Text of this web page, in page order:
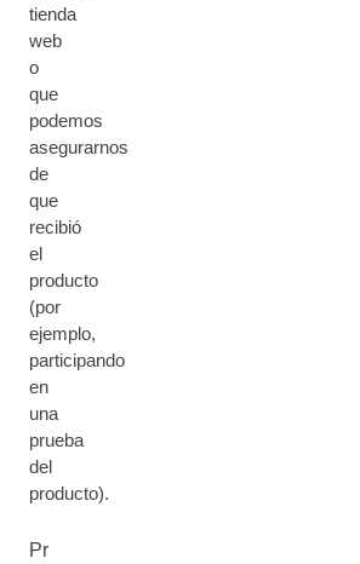
tienda
web
o
que
podemos
asegurarnos
de
que
recibió
el
producto
(por
ejemplo,
participando
en
una
prueba
del
producto).
Pr